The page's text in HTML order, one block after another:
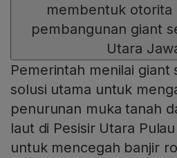
membentuk otorita
pembangunan giant
Utara
Pemerintah menilai giant
solusi utama untuk
penurunan muka tanah
laut di Pesisir Utara
untuk mencegah banjir